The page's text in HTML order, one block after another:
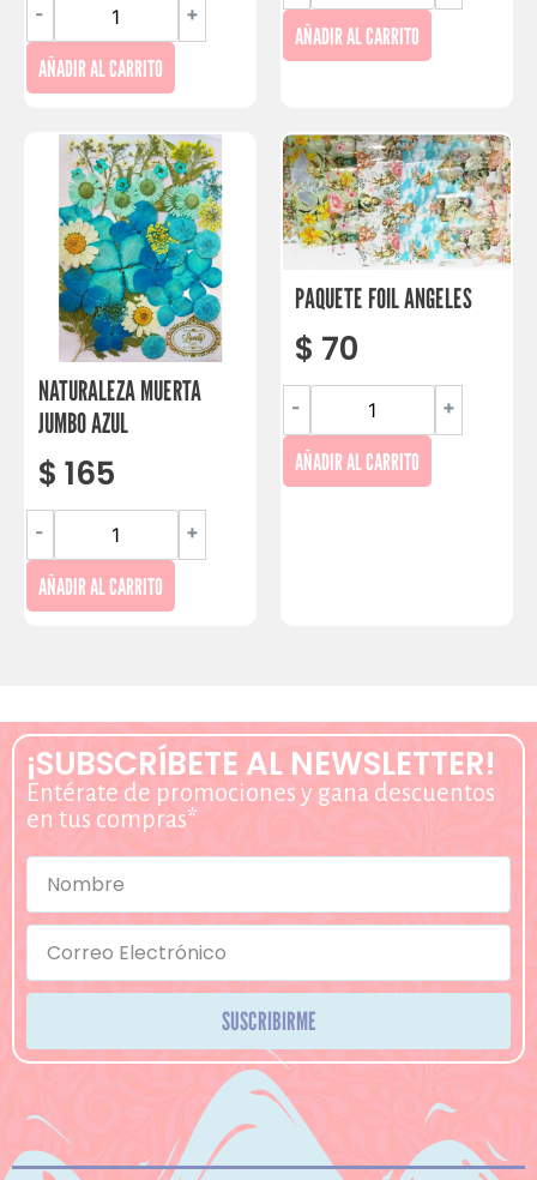
- +
AÑADIR AL CARRITO
AÑADIR AL CARRITO
NATURALEZA MUERTA
JUMBO AZUL
$ 165
- +
AÑADIR AL CARRITO
PAQUETE FOIL ANGELES
$ 70
- +
AÑADIR AL CARRITO
¡SUBSCRÍBETE AL NEWSLETTER!
Entérate de promociones y gana descuentos
en tus compras*
SUSCRIBIRME